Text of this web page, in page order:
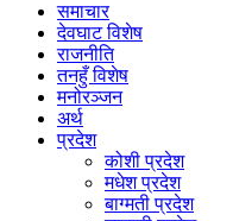
समाचार
देवघाट विशेष
राजनीति
तनहुँ विशेष
मनोरञ्जन
अर्थ
प्रदेश
कोशी प्रदेश
मधेश प्रदेश
बाग्मती प्रदेश